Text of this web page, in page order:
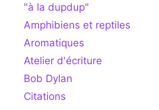
"à la dupdup"
Amphibiens et reptiles
Aromatiques
Atelier d'écriture
Bob Dylan
Citations